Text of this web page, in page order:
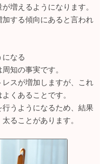
増えるようになります。
する傾向にあると言われ
なる
知の事実です。
スが増加しますが、これ
くあることです。
うようになるため、結果
ることがあります。